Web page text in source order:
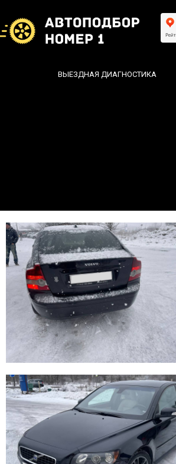
+7 (965) 264-48-89
ВЫЕЗДНАЯ ДИАГНОСТИКА